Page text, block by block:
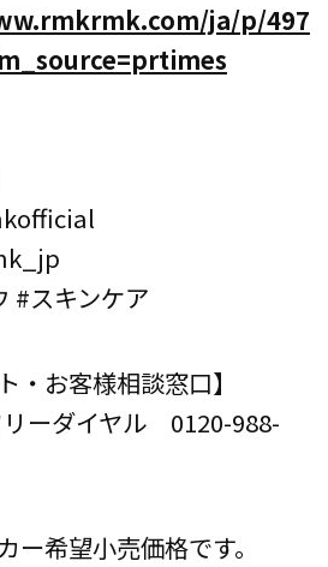
ja/p/497
#スキンケア
・お客様相談窓口】
ーダイヤル 0120-988-
希望小売価格です。